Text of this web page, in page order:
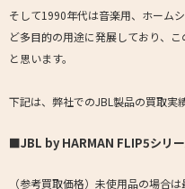
そして1990年代は音楽用、ホーム
ど多目的の用途に発展しており、
と思います。
下記は、弊社でのJBL製品の買取実
■JBL by HARMAN FLIP5シリ
（参考買取価格）未使用品の場合